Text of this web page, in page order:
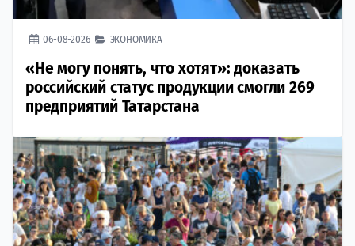
06-08-2026 ЭКОНОМИКА
«Не могу понять, что хотят»: доказать
российский статус продукции смогли 269
предприятий Татарстана